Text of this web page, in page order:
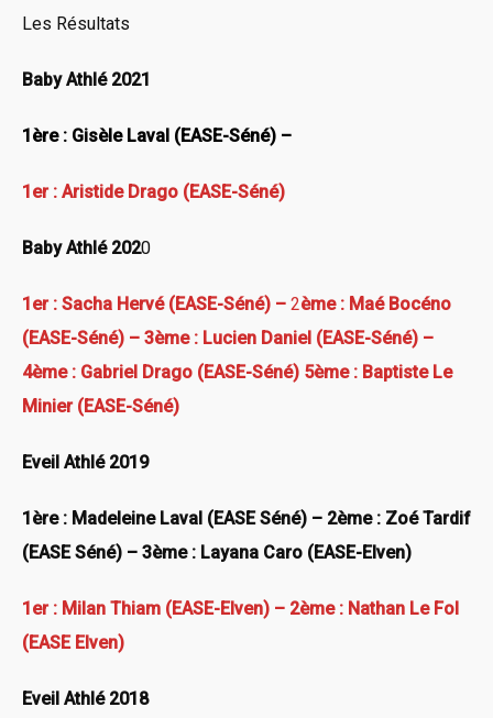
Les Résultats
Baby Athlé 2021
1ère : Gisèle Laval (EASE-Séné) –
1er : Aristide Drago (EASE-Séné)
Baby Athlé 2020
1er : Sacha Hervé (EASE-Séné) – 2ème : Maé Bocéno
(EASE-Séné) – 3ème : Lucien Daniel (EASE-Séné) –
4ème : Gabriel Drago (EASE-Séné) 5ème : Baptiste Le
Minier (EASE-Séné)
Eveil Athlé 2019
1ère : Madeleine Laval (EASE Séné) – 2ème : Zoé Tardif
(EASE Séné) – 3ème : Layana Caro (EASE-Elven)
1er : Milan Thiam (EASE-Elven) – 2ème : Nathan Le Fol
(EASE Elven)
Eveil Athlé 2018